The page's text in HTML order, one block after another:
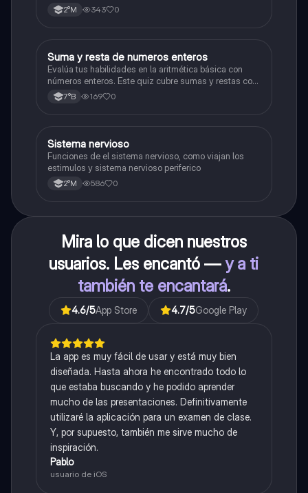
2°M 343 0
SMatemáticas
Suma y resta de numeros enteros
Evalúa tus habilidades en la aritmética básica con
números enteros. Este quiz cubre sumas y restas con
números positivos y negativos.
7°B 169 0
SBiología
Sistema nervioso
Funciones de el sistema nervioso, como viajan los
estimulos y sistema nervioso periferico
2°M 586 0
Mira lo que dicen nuestros
usuarios. Les encantó —y a ti
también te encantará.
4.6/5App Store 4.7/5Google Play
La app es muy fácil de usar y está muy bien
diseñada. Hasta ahora he encontrado todo lo
que estaba buscando y he podido aprender
mucho de las presentaciones. Definitivamente
utilizaré la aplicación para un examen de clase.
Y, por supuesto, también me sirve mucho de
inspiración.
Pablo
usuario de iOS